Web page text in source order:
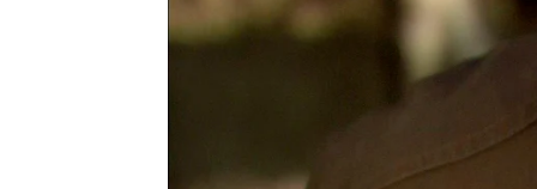
Madrid
Publicado: 17 de julio de 2019, 20:32
Adnan